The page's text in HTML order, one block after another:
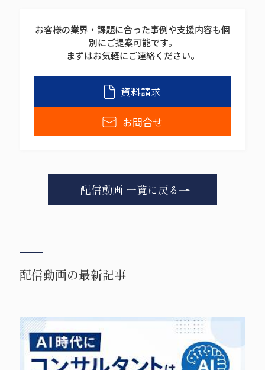
お客様の業界・課題に合った事例や支援内容も個
別にご提案可能です。
まずはお気軽にご連絡ください。
資料請求
お問合せ
配信動画 一覧に戻る
配信動画の最新記事